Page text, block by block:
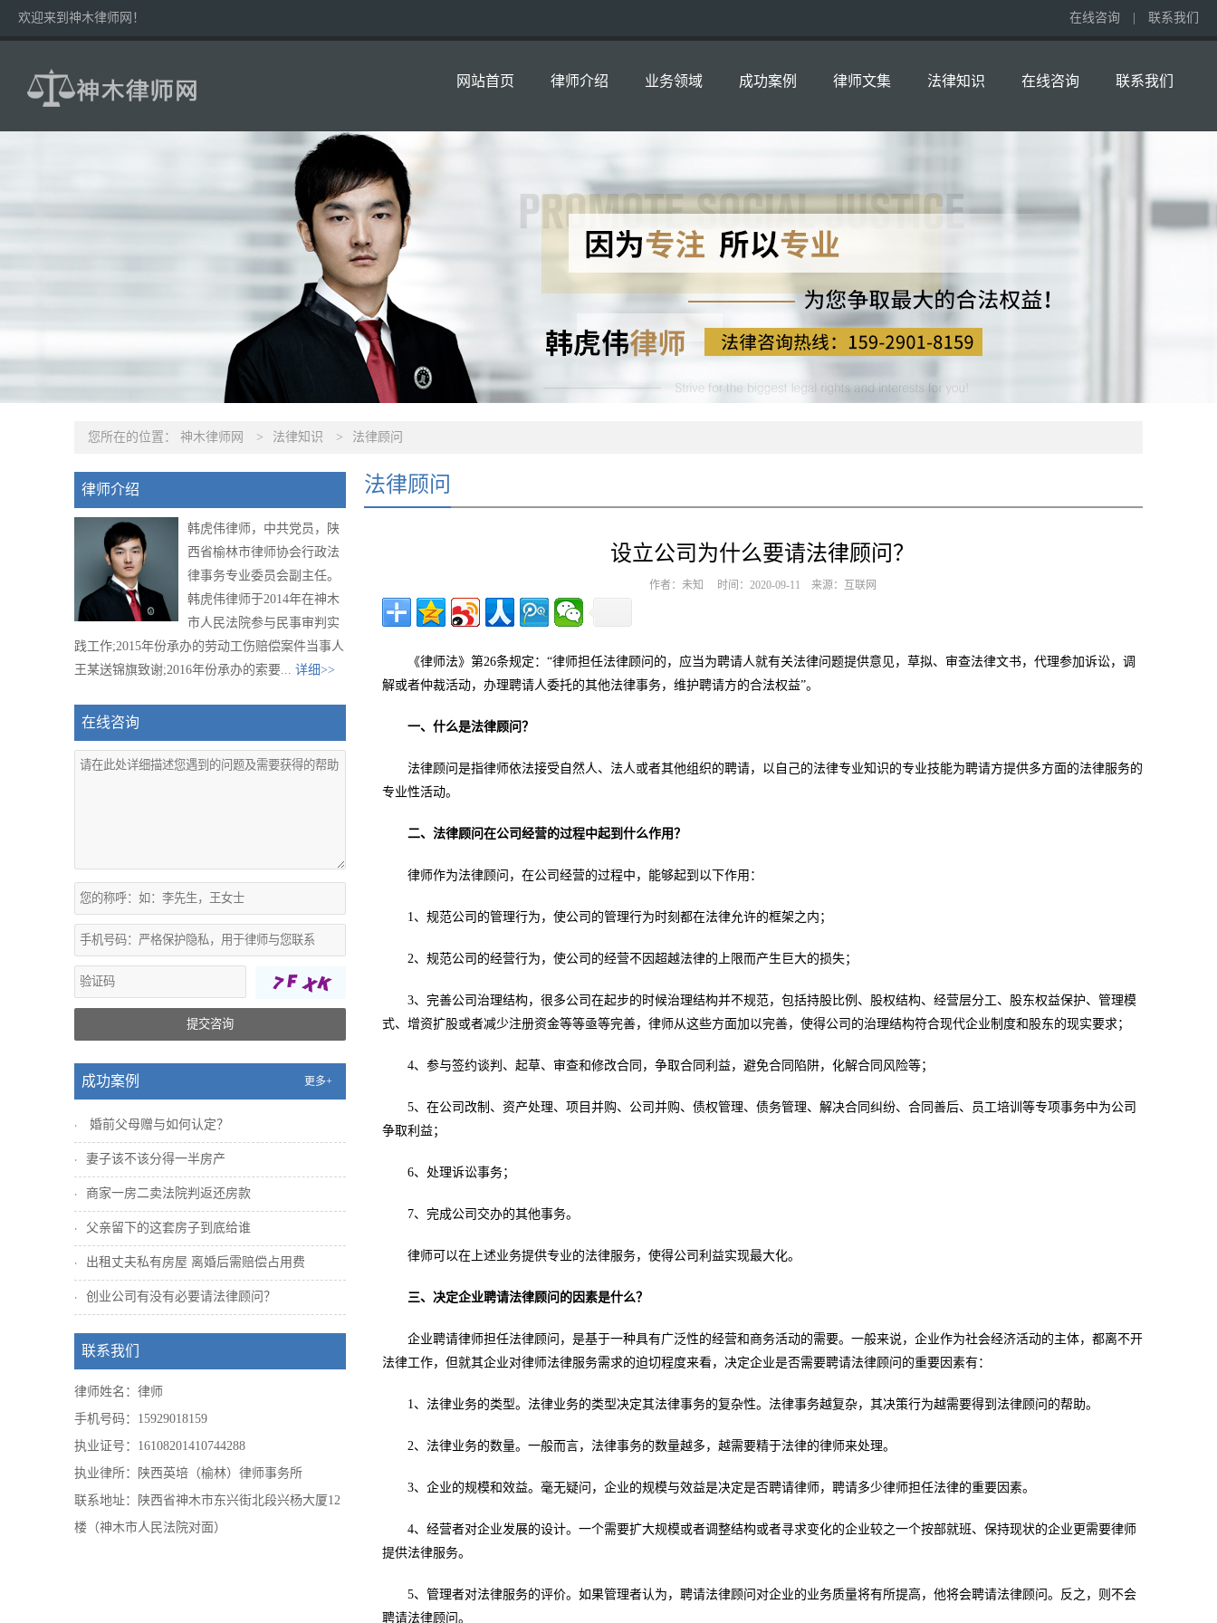
欢迎来到神木律师网！ 在线咨询 联系我们
网站首页 律师介绍 业务领域 成功案例 律师文集 法律知识 在线咨询 联系我们
您所在的位置： 神木律师网 > 法律知识 > 法律顾问
律师介绍
韩虎伟律师，中共党员，陕
西省榆林市律师协会行政法
律事务专业委员会副主任。
韩虎伟律师于2014年在神木
市人民法院参与民事审判实
践工作;2015年份承办的劳动工伤赔偿案件当事人
王某送锦旗致谢;2016年份承办的索要... 详细>>
在线咨询
提交咨询
成功案例 更多+
婚前父母赠与如何认定？
妻子该不该分得一半房产
商家一房二卖法院判返还房款
父亲留下的这套房子到底给谁
出租丈夫私有房屋 离婚后需赔偿占用费
创业公司有没有必要请法律顾问？
联系我们
律师姓名：律师
手机号码：15929018159
执业证号：16108201410744288
执业律所：陕西英培（榆林）律师事务所
联系地址：陕西省神木市东兴街北段兴杨大厦12
楼（神木市人民法院对面）
法律顾问
设立公司为什么要请法律顾问？
作者：未知 时间：2020-09-11 来源：互联网
《律师法》第26条规定：“律师担任法律顾问的，应当为聘请人就有关法律问题提供意见，草拟、审查法律文书，代理参加诉讼，调
解或者仲裁活动，办理聘请人委托的其他法律事务，维护聘请方的合法权益”。
一、什么是法律顾问？
法律顾问是指律师依法接受自然人、法人或者其他组织的聘请，以自己的法律专业知识的专业技能为聘请方提供多方面的法律服务的
专业性活动。
二、法律顾问在公司经营的过程中起到什么作用？
律师作为法律顾问，在公司经营的过程中，能够起到以下作用：
1、规范公司的管理行为，使公司的管理行为时刻都在法律允许的框架之内；
2、规范公司的经营行为，使公司的经营不因超越法律的上限而产生巨大的损失；
3、完善公司治理结构，很多公司在起步的时候治理结构并不规范，包括持股比例、股权结构、经营层分工、股东权益保护、管理模
式、增资扩股或者减少注册资金等等亟等完善，律师从这些方面加以完善，使得公司的治理结构符合现代企业制度和股东的现实要求；
4、参与签约谈判、起草、审查和修改合同，争取合同利益，避免合同陷阱，化解合同风险等；
5、在公司改制、资产处理、项目并购、公司并购、债权管理、债务管理、解决合同纠纷、合同善后、员工培训等专项事务中为公司
争取利益；
6、处理诉讼事务；
7、完成公司交办的其他事务。
律师可以在上述业务提供专业的法律服务，使得公司利益实现最大化。
三、决定企业聘请法律顾问的因素是什么？
企业聘请律师担任法律顾问，是基于一种具有广泛性的经营和商务活动的需要。一般来说，企业作为社会经济活动的主体，都离不开
法律工作，但就其企业对律师法律服务需求的迫切程度来看，决定企业是否需要聘请法律顾问的重要因素有：
1、法律业务的类型。法律业务的类型决定其法律事务的复杂性。法律事务越复杂，其决策行为越需要得到法律顾问的帮助。
2、法律业务的数量。一般而言，法律事务的数量越多，越需要精于法律的律师来处理。
3、企业的规模和效益。毫无疑问，企业的规模与效益是决定是否聘请律师，聘请多少律师担任法律的重要因素。
4、经营者对企业发展的设计。一个需要扩大规模或者调整结构或者寻求变化的企业较之一个按部就班、保持现状的企业更需要律师
提供法律服务。
5、管理者对法律服务的评价。如果管理者认为，聘请法律顾问对企业的业务质量将有所提高，他将会聘请法律顾问。反之，则不会
聘请法律顾问。